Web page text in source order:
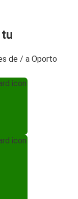
de / a Oporto